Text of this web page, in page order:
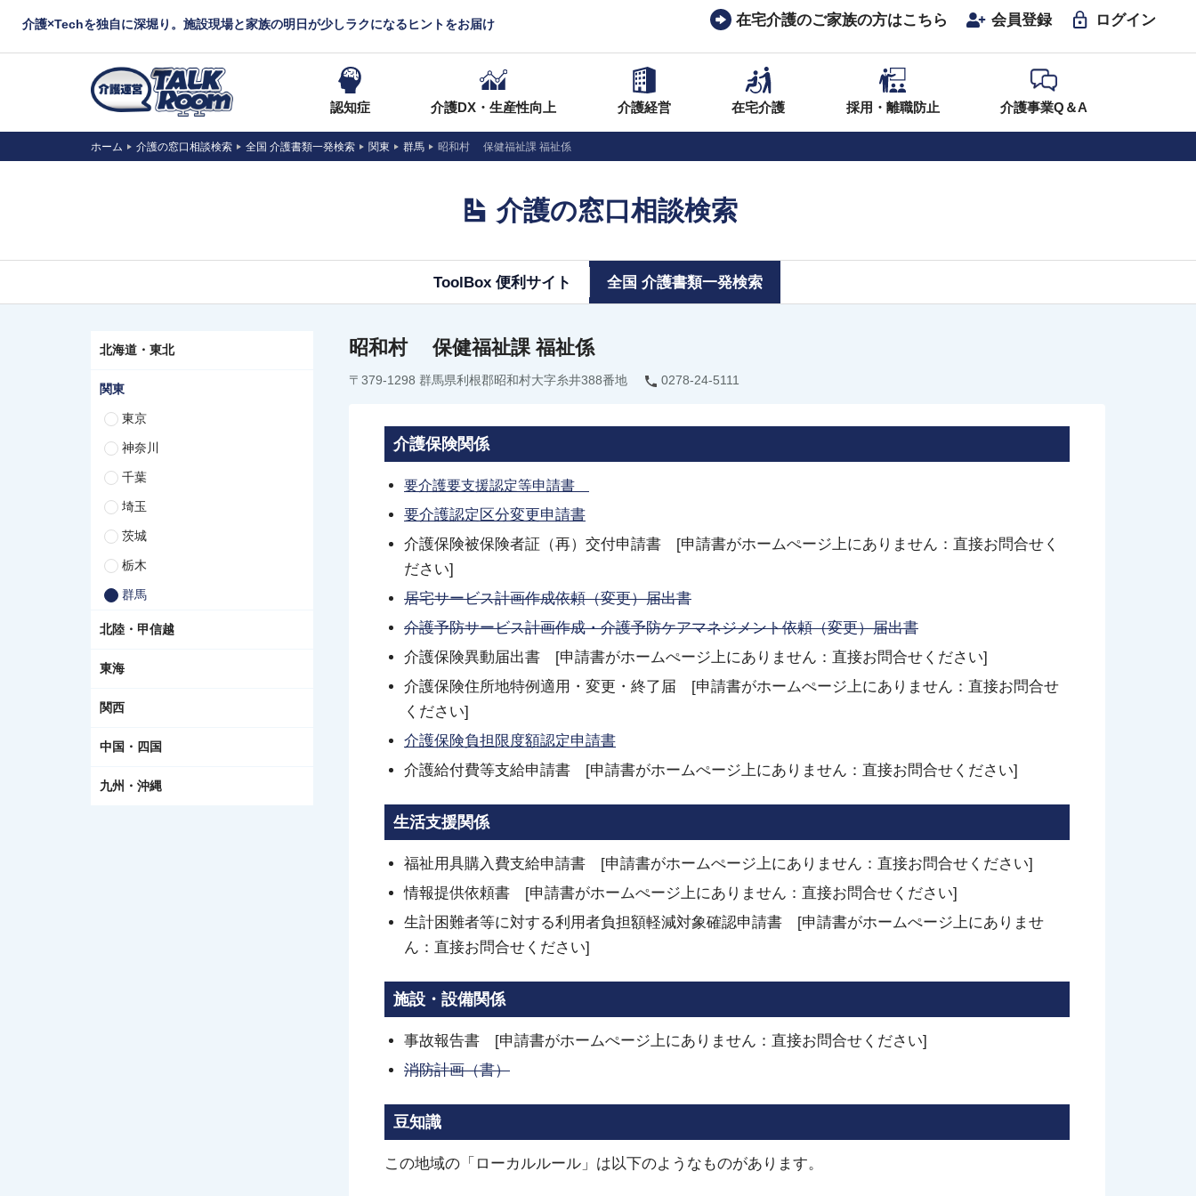
介護×Techを独自に深堀り。施設現場と家族の明日が少しラクになるヒントをお届け 在宅介護のご家族の方はこちら 会員登録 ログイン
認知症 介護DX・生産性向上 介護経営 在宅介護 採用・離職防止 介護事業Q＆A
ホーム 介護の窓口相談検索 全国 介護書類一発検索 関東 群馬 昭和村 保健福祉課 福祉係
介護の窓口相談検索
ToolBox 便利サイト 全国 介護書類一発検索
北海道・東北
関東
東京
神奈川
千葉
埼玉
茨城
栃木
群馬
北陸・甲信越
東海
関西
中国・四国
九州・沖縄
昭和村 保健福祉課 福祉係
〒379-1298 群馬県利根郡昭和村大字糸井388番地 0278-24-5111
介護保険関係
要介護要支援認定等申請書
要介護認定区分変更申請書
介護保険被保険者証（再）交付申請書 [申請書がホームぺージ上にありません：直接お問合せく
ださい]
居宅サービス計画作成依頼（変更）届出書
介護予防サービス計画作成・介護予防ケアマネジメント依頼（変更）届出書
介護保険異動届出書 [申請書がホームぺージ上にありません：直接お問合せください]
介護保険住所地特例適用・変更・終了届 [申請書がホームぺージ上にありません：直接お問合せ
ください]
介護保険負担限度額認定申請書
介護給付費等支給申請書 [申請書がホームぺージ上にありません：直接お問合せください]
生活支援関係
福祉用具購入費支給申請書 [申請書がホームぺージ上にありません：直接お問合せください]
情報提供依頼書 [申請書がホームぺージ上にありません：直接お問合せください]
生計困難者等に対する利用者負担額軽減対象確認申請書 [申請書がホームぺージ上にありませ
ん：直接お問合せください]
施設・設備関係
事故報告書 [申請書がホームぺージ上にありません：直接お問合せください]
消防計画（書）
豆知識
この地域の「ローカルルール」は以下のようなものがあります。